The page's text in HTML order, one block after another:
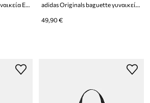
49,90 €